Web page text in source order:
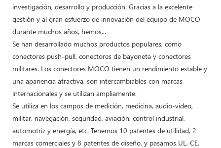
investigación, desarrollo y producción. Gracias a la excelente
gestión y al gran esfuerzo de innovación del equipo de MOCO
durante muchos años, hemos...
Se han desarrollado muchos productos populares, como
conectores push-pull, conectores de bayoneta y conectores
militares. Los conectores MOCO tienen un rendimiento estable y
una apariencia atractiva, son intercambiables con marcas
internacionales y se utilizan ampliamente.
Se utiliza en los campos de medición, medicina, audio-video,
militar, navegación, seguridad, aviación, control industrial,
automotriz y energía, etc. Tenemos 10 patentes de utilidad, 2
marcas comerciales y 8 patentes de diseño, y pasamos UL, CE,